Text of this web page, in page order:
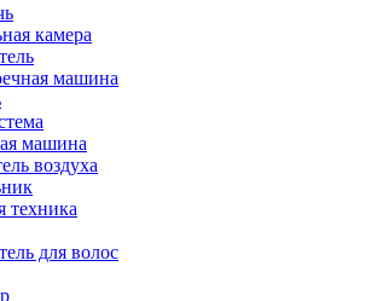
камера
машина
машина
воздуха
техника
для волос